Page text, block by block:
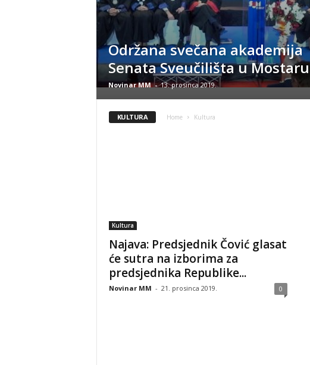
Održana svečana akademija
Senata Sveučilišta u Mostaru
Novinar MM - 13. prosinca 2019.
KULTURA Home Kultura
Kultura
Najava: Predsjednik Čović glasat
će sutra na izborima za
predsjednika Republike...
Novinar MM - 21. prosinca 2019. 0